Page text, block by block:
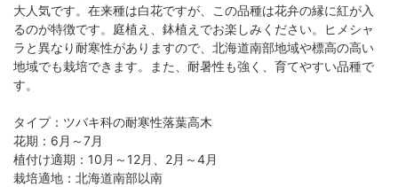
大人気です。在来種は白花ですが、この品種は花弁の縁に紅が入
るのが特徴です。庭植え、鉢植えでお楽しみください。ヒメシャ
ラと異なり耐寒性がありますので、北海道南部地域や標高の高い
地域でも栽培できます。また、耐暑性も強く、育てやすい品種で
す。
タイプ：ツバキ科の耐寒性落葉高木
花期：6月～7月
植付け適期：10月～12月、2月～4月
栽培適地：北海道南部以南